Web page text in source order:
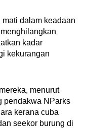
dalam keadaan
kadar
kekurangan
menurut
pendakwa NParks
kerana cuba
seekor burung di